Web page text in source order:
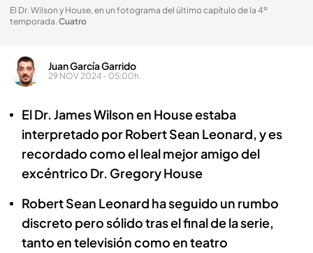
El Dr. Wilson y House, en un fotograma del último capítulo de la 4º
temporada.Cuatro
Juan García Garrido
29 NOV 2024 - 05:00h.
El Dr. James Wilson en House estaba
interpretado por Robert Sean Leonard, y es
recordado como el leal mejor amigo del
excéntrico Dr. Gregory House
Robert Sean Leonard ha seguido un rumbo
discreto pero sólido tras el final de la serie,
tanto en televisión como en teatro